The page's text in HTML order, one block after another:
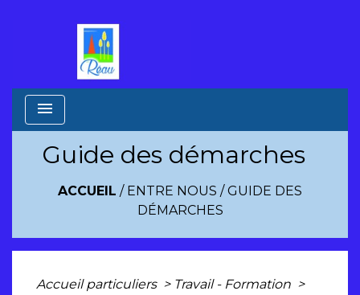
menu
Guide des démarches
ACCUEIL / ENTRE NOUS /GUIDE DES
DÉMARCHES
Accueil particuliers > Travail - Formation >